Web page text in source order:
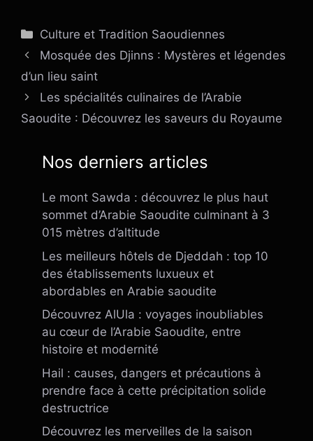
Catégories
Culture et Tradition Saoudiennes
Mosquée des Djinns : Mystères et légendes
d’un lieu saint
Les spécialités culinaires de l’Arabie
Saoudite : Découvrez les saveurs du Royaume
Nos derniers articles
Le mont Sawda : découvrez le plus haut
sommet d’Arabie Saoudite culminant à 3
015 mètres d’altitude
Les meilleurs hôtels de Djeddah : top 10
des établissements luxueux et
abordables en Arabie saoudite
Découvrez AlUla : voyages inoubliables
au cœur de l’Arabie Saoudite, entre
histoire et modernité
Hail : causes, dangers et précautions à
prendre face à cette précipitation solide
destructrice
Découvrez les merveilles de la saison